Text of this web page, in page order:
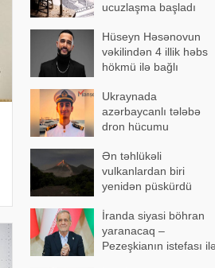
ucuzlaşma başladı
Hüseyn Həsənovun
vəkilindən 4 illik həbs
hökmü ilə bağlı
Ukraynada
azərbaycanlı tələbə
dron hücumu
Vəziyyəti ağırdırƏn təhlükəli
vulkanlardan biri
yenidən püskürdü
İranda siyasi böhran
yaranacaq –
Pezeşkianın istefası